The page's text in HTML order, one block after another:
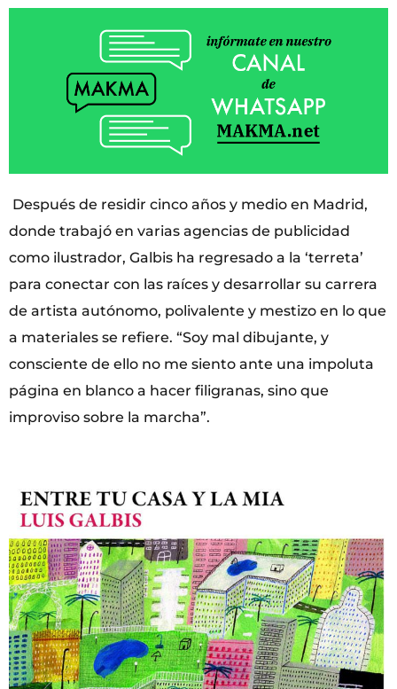
Después de residir cinco años y medio en Madrid,
donde trabajó en varias agencias de publicidad
como ilustrador, Galbis ha regresado a la ‘terreta’
para conectar con las raíces y desarrollar su carrera
de artista autónomo, polivalente y mestizo en lo que
a materiales se refiere. “Soy mal dibujante, y
consciente de ello no me siento ante una impoluta
página en blanco a hacer filigranas, sino que
improviso sobre la marcha”.